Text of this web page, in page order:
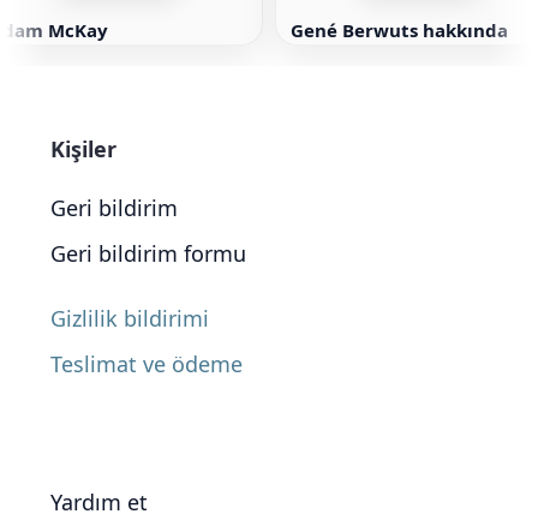
McKay Gené Berwuts hakkında
Kişiler
Geri bildirim
Geri bildirim formu
Gizlilik bildirimi
Teslimat ve ödeme
Yardım et